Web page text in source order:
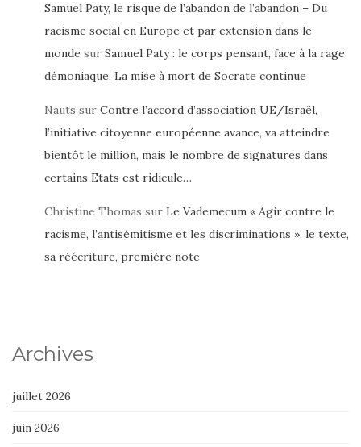
Samuel Paty, le risque de l’abandon de l’abandon – Du
racisme social en Europe et par extension dans le
monde sur Samuel Paty : le corps pensant, face à la rage
démoniaque. La mise à mort de Socrate continue
Nauts sur Contre l’accord d’association UE/Israël,
l’initiative citoyenne européenne avance, va atteindre
bientôt le million, mais le nombre de signatures dans
certains Etats est ridicule…
Christine Thomas sur Le Vademecum « Agir contre le
racisme, l’antisémitisme et les discriminations », le texte,
sa réécriture, première note
Archives
juillet 2026
juin 2026